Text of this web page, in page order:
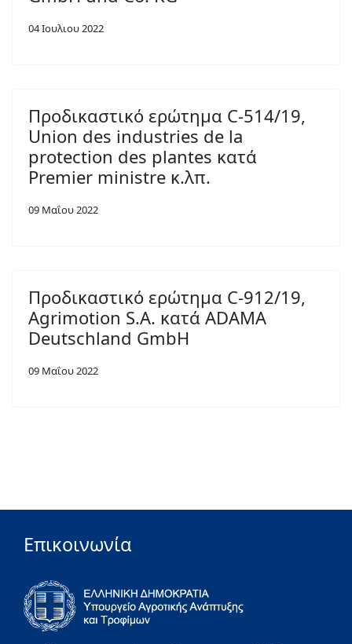
04 Ιουλιου 2022
Προδικαστικό ερώτημα C-514/19,
Union des industries de la
protection des plantes κατά
Premier ministre κ.λπ.
09 Μαΐου 2022
Προδικαστικό ερώτημα C-912/19,
Agrimotion S.A. κατά ADAMA
Deutschland GmbH
09 Μαΐου 2022
Επικοινωνία